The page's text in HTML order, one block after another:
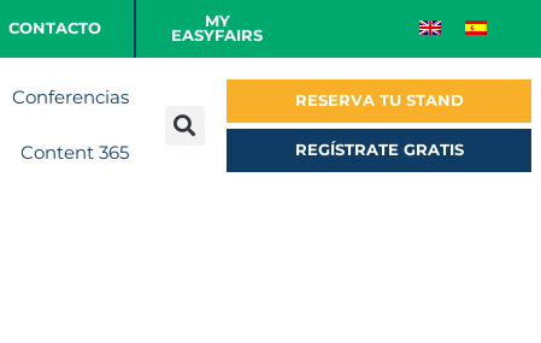
CONTACTO
MY
EASYFAIRS
Conferencias
Content 365
RESERVA TU STAND
REGÍSTRATE GRATIS